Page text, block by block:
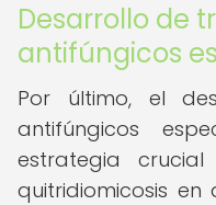
Desarrollo de
antifúngicos
Por último, el
antifúngicos
estrategia
quitridiomicosis en